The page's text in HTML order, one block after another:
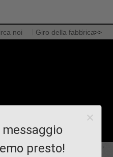
noi Giro della fabbrica>>
presto!